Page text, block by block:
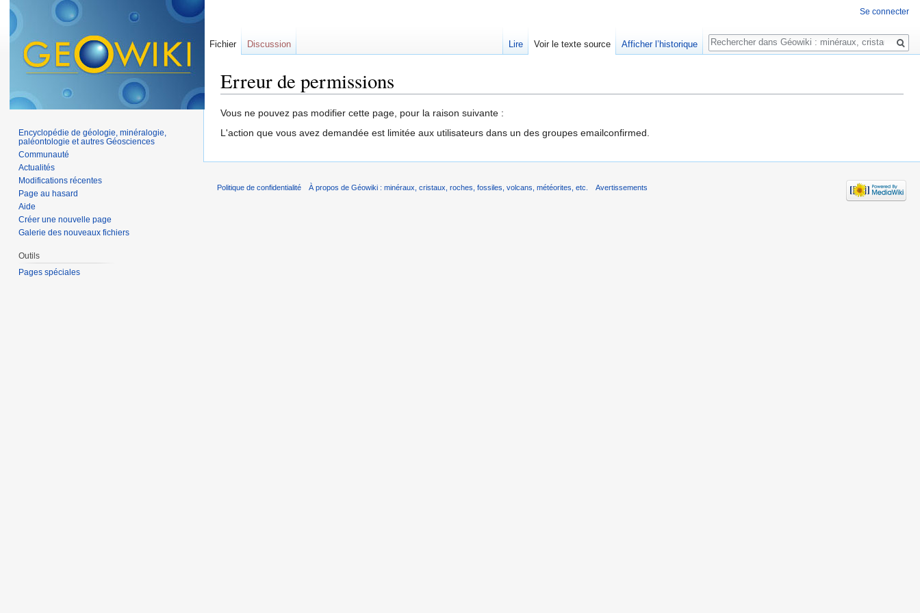
Erreur de permissions
Vous ne pouvez pas modifier cette page, pour la raison suivante :
L'action que vous avez demandée est limitée aux utilisateurs dans un des groupes emailconfirmed.
Se connecter
Fichier Discussion Lire Voir le texte source Afficher l’historique
Rechercher
Encyclopédie de géologie, minéralogie,
paléontologie et autres Géosciences
Communauté
Actualités
Modifications récentes
Page au hasard
Aide
Créer une nouvelle page
Galerie des nouveaux fichiers
Outils
Pages spéciales
Politique de confidentialité À propos de Géowiki : minéraux, cristaux, roches, fossiles, volcans, météorites, etc. Avertissements